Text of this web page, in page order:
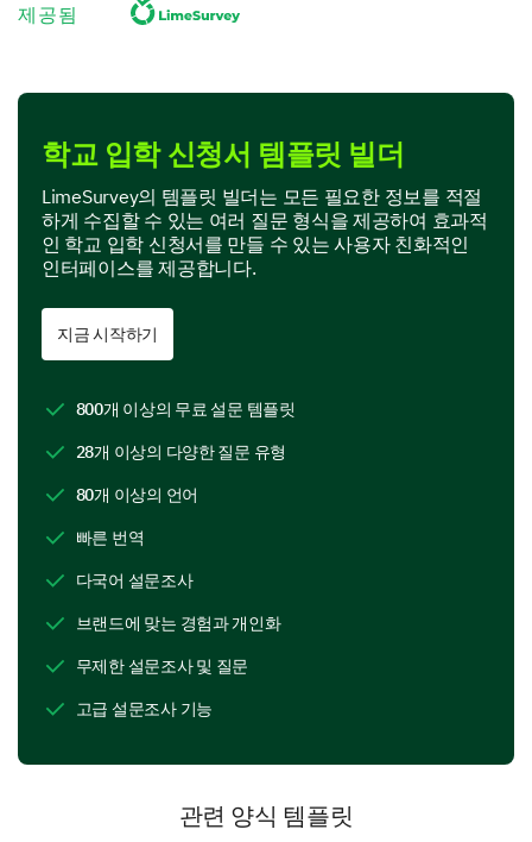
Was your child's previous school public or
Student's Health Information
We want to provide a safe and supportive
environment for all students. Please share any
relevant health information about your child.
Does your child require any special
Please enter your comment here:
What is your full name?
제공됨
학교 입학 신청서 템플릿 빌더
LimeSurvey의 템플릿 빌더는 모든 필요한 정보를 적절
하게 수집할 수 있는 여러 질문 형식을 제공하여 효과적
인 학교 입학 신청서를 만들 수 있는 사용자 친화적인
인터페이스를 제공합니다.
지금 시작하기
800개 이상의 무료 설문 템플릿
28개 이상의 다양한 질문 유형
80개 이상의 언어
빠른 번역
다국어 설문조사
브랜드에 맞는 경험과 개인화
무제한 설문조사 및 질문
고급 설문조사 기능
관련 양식 템플릿